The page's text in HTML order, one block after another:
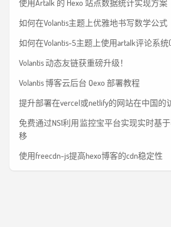
使用Artalk 的 Hexo 站点数据统计实现方案
如何在Volantis主题上优雅地书写数学公式
如何在Volantis-5主题上使用artalk评论系
Volantis 动态友链获重磅升级！
Volantis 博客云后台 Qexo 部署教程
提升部署在vercel或netlify的网站在中国的
免费通过NS1利用监控宝平台实现实时基
移
使用freecdn-js提高hexo博客的cdn稳定性